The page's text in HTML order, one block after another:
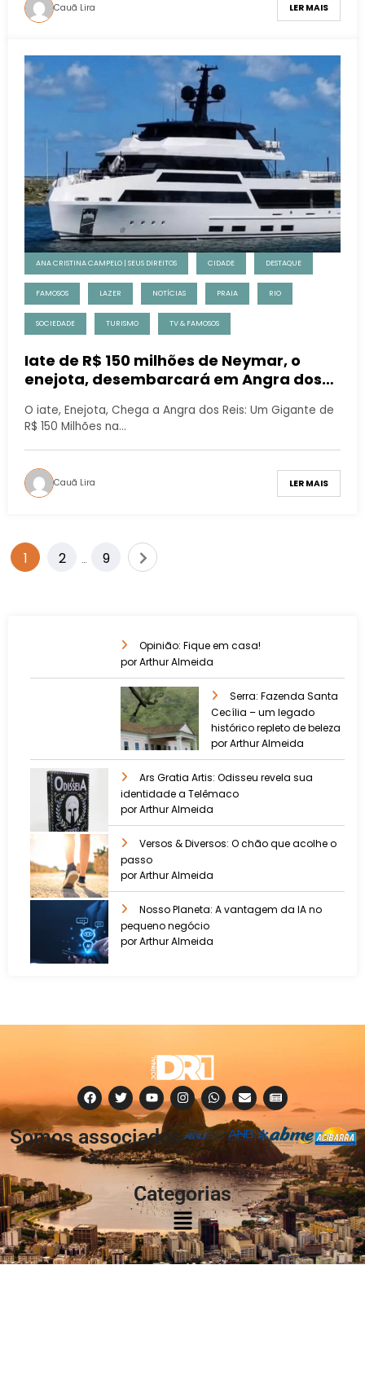
Cauã Lira LER MAIS
ANA CRISTINA CAMPELO | SEUS DIREITOS CIDADE DESTAQUE
FAMOSOS LAZER NOTÍCIAS PRAIA RIO
SOCIEDADE TURISMO TV & FAMOSOS
Iate de R$ 150 milhões de Neymar, o
enejota, desembarcará em Angra dos
O iate, Enejota, Chega a Angra dos Reis: Um Gigante de
R$ 150 Milhões na…
Cauã Lira LER MAIS
1 2 … 9
Opinião: Fique em casa!
por Arthur Almeida
Serra: Fazenda Santa
Cecília – um legado
histórico repleto de beleza
por Arthur Almeida
Ars Gratia Artis: Odisseu revela sua
identidade a Telêmaco
por Arthur Almeida
Versos & Diversos: O chão que acolhe o
passo
por Arthur Almeida
Nosso Planeta: A vantagem da IA no
pequeno negócio
por Arthur Almeida
Somos associados
à:
Categorias